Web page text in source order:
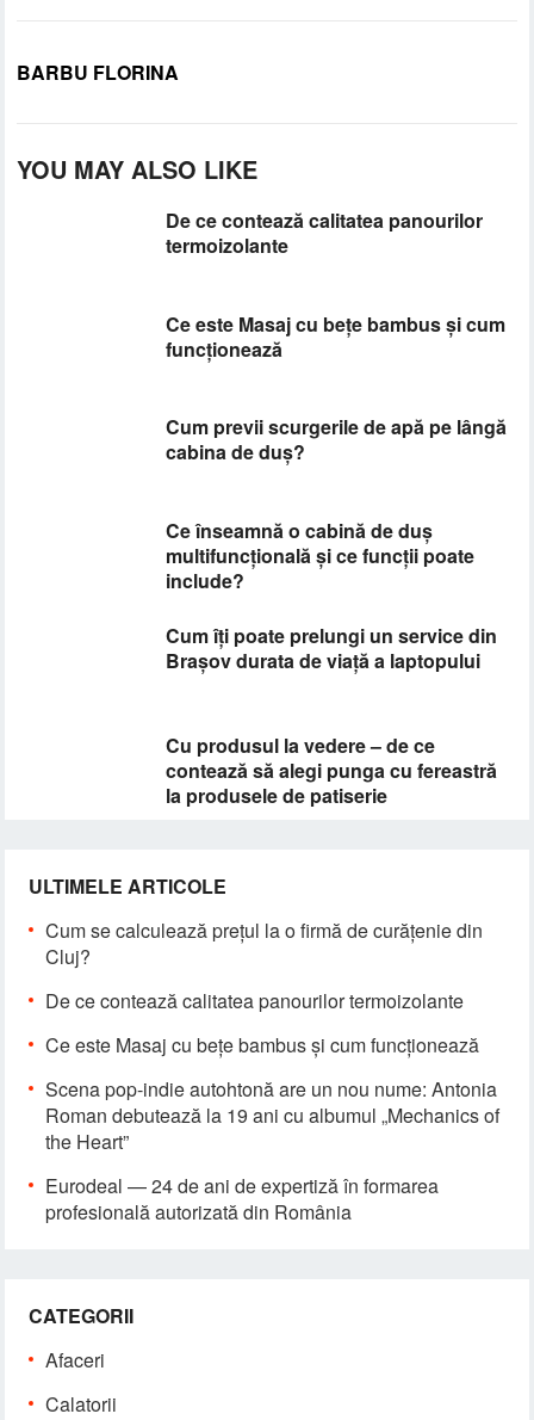
BARBU FLORINA
YOU MAY ALSO LIKE
De ce contează calitatea panourilor
termoizolante
Ce este Masaj cu bețe bambus și cum
funcționează
Cum previi scurgerile de apă pe lângă
cabina de duș?
Ce înseamnă o cabină de duș
multifuncțională și ce funcții poate
include?
Cum îți poate prelungi un service din
Brașov durata de viață a laptopului
Cu produsul la vedere – de ce
contează să alegi punga cu fereastră
la produsele de patiserie
ULTIMELE ARTICOLE
Cum se calculează prețul la o firmă de curățenie din
Cluj?
De ce contează calitatea panourilor termoizolante
Ce este Masaj cu bețe bambus și cum funcționează
Scena pop-indie autohtonă are un nou nume: Antonia
Roman debutează la 19 ani cu albumul „Mechanics of
the Heart”
Eurodeal — 24 de ani de expertiză în formarea
profesională autorizată din România
CATEGORII
Afaceri
Calatorii